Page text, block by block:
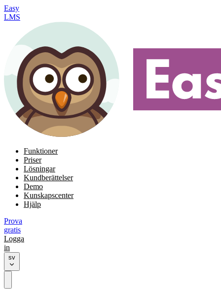
Easy
LMS
Funktioner
Priser
Lösningar
Kundberättelser
Demo
Kunskapscenter
Hjälp
Prova
gratis
Logga
in
sv